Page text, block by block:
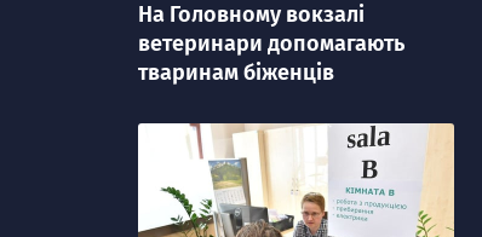
категорія
На Головному вокзалі
ветеринари допомагають
тваринам біженців